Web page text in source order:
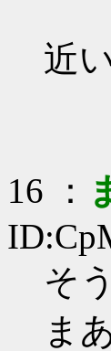
近
16 ：
そ
ま